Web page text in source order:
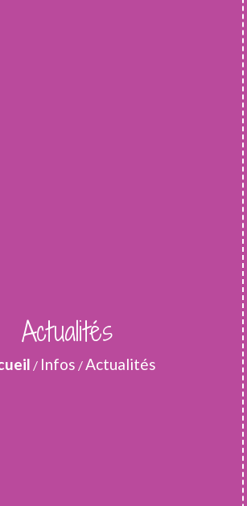
Actualités
/ Infos /Actualités